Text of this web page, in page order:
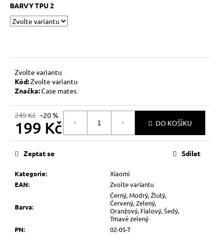
BARVY TPU 2
Zvolte variantu
Kód:Zvolte variantu
Značka:Case mates
249 Kč –20 %
199 Kč
Měrná
DO KOŠÍKU
Kategorie:
Xiaomi
EAN: Zvolte variantu
Barva:
Černý, Modrý, Žlutý,
Červený, Zelený,
Oranžový, Fialový, Šedý,
Tmavě zelený
PN:
02-05-T
Zeptat se Sdílet
D
o
r
u
u
j
e
m